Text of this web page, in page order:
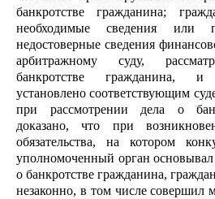
банкротстве гражданина;
необходимые сведения или
недостоверные сведения
арбитражному суду,
банкротстве гражданина, и
установлено соответствующим
при рассмотрении дела о
доказано, что при
обязательства, на котором
уполномоченный орган основывал
о банкротстве гражданина,
незаконно, в том числе совершил